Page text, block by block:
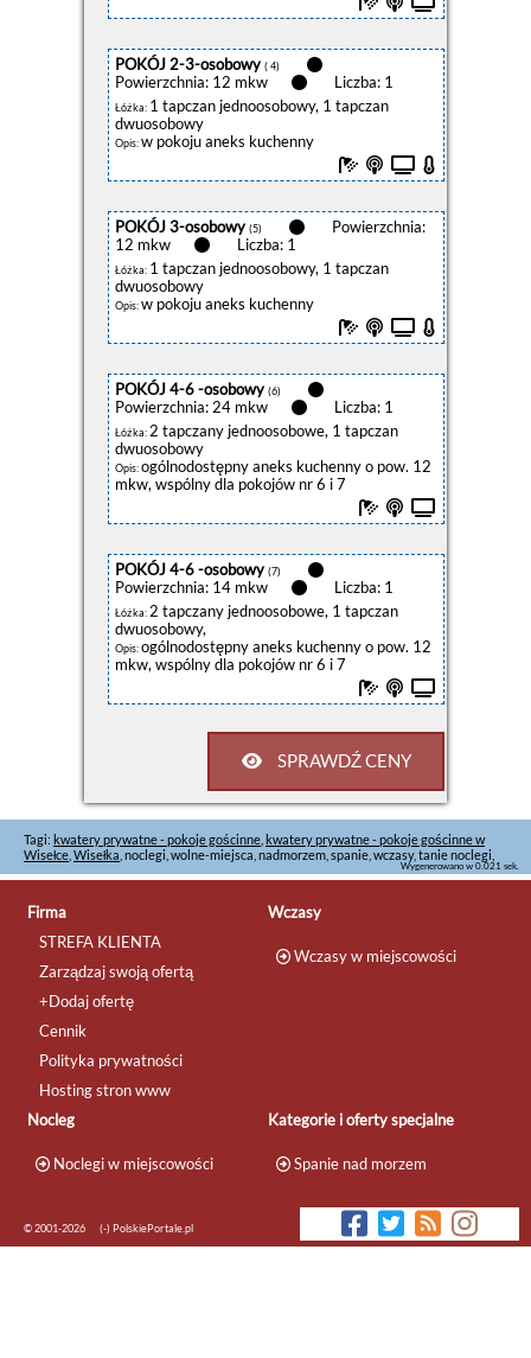
POKÓJ 2-3-osobowy ( 4)
Powierzchnia: 12 mkw Liczba: 1
Łóżka: 1 tapczan jednoosobowy, 1 tapczan
dwuosobowy
Opis:w pokoju aneks kuchenny
POKÓJ 3-osobowy (5)
Powierzchnia:
12 mkw
Liczba: 1
Łóżka: 1 tapczan jednoosobowy, 1 tapczan
dwuosobowy
Opis:w pokoju aneks kuchenny
POKÓJ 4-6 -osobowy (6)
Powierzchnia: 24 mkw Liczba: 1
Łóżka:2 tapczany jednoosobowe, 1 tapczan
dwuosobowy
Opis:ogólnodostępny aneks kuchenny o pow. 12
mkw, wspólny dla pokojów nr 6 i 7
POKÓJ 4-6 -osobowy (7)
Powierzchnia: 14 mkw Liczba: 1
Łóżka:2 tapczany jednoosobowe, 1 tapczan
dwuosobowy,
Opis:ogólnodostępny aneks kuchenny o pow. 12
mkw, wspólny dla pokojów nr 6 i 7
SPRAWDŹ CENY
Tagi: kwatery prywatne - pokoje gościnne kwatery prywatne - pokoje gościnne w
Wisełce Wisełka , noclegi, wolne-miejsca, nadmorzem, spanie, wczasy, tanie noclegi,
Wygenerowano w 0.021 sek.
Firma
STREFA KLIENTA
Zarządzaj swoją ofertą
+Dodaj ofertę
Cennik
Polityka prywatności
Hosting stron www
Wczasy
Wczasy w miejscowości
Nocleg
Noclegi w miejscowości
Kategorie i oferty specjalne
Spanie nad morzem
© 2001-2026 (-) PolskiePortale.pl